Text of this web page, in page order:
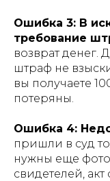
Ошибка 3: В
требование
возврат денег.
штраф не
вы получаете
потеряны.
Ошибка 4:
пришли в суд
нужны еще фото
свидетелей,